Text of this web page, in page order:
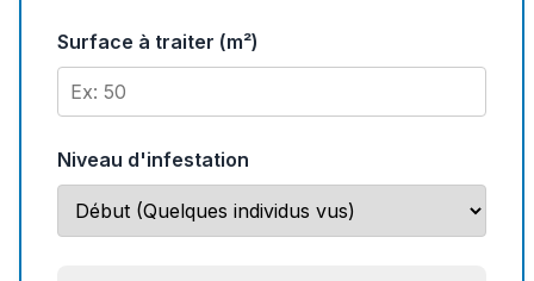
Surface à traiter (m²)
Niveau d'infestation